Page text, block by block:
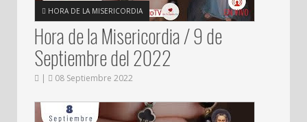
HORA DE LA MISERICORDIA
Hora de la Misericordia / 9 de
Septiembre del 2022
| 08 Septiembre 2022